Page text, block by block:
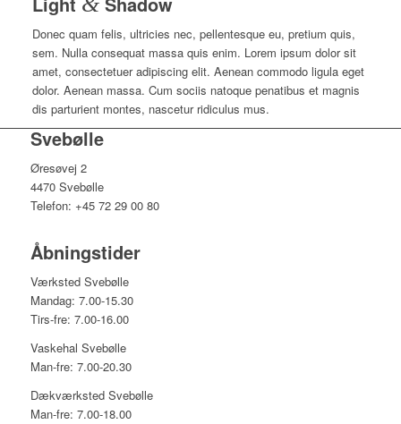
Donec quam felis, ultricies nec, pellentesque eu, pretium quis,
sem. Nulla consequat massa quis enim. Lorem ipsum dolor sit
amet, consectetuer adipiscing elit. Aenean commodo ligula eget
dolor. Aenean massa. Cum sociis natoque penatibus et magnis
dis parturient montes, nascetur ridiculus mus.
Svebølle
Øresøvej 2
4470 Svebølle
Telefon: +45 72 29 00 80
Åbningstider
Værksted Svebølle
Mandag: 7.00-15.30
Tirs-fre: 7.00-16.00
Vaskehal Svebølle
Man-fre: 7.00-20.30
Dækværksted Svebølle
Man-fre: 7.00-18.00